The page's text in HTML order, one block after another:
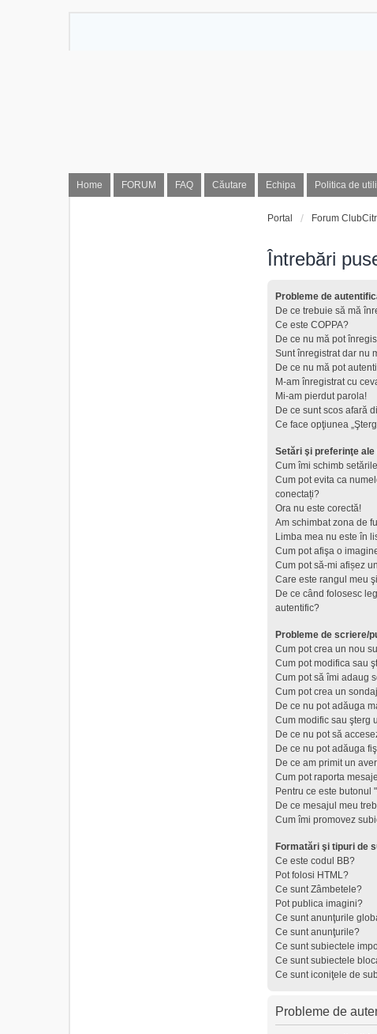
Home FORUM FAQ Căutare Echipa Politica de
Portal Forum
Întrebări
Probleme de
De ce trebuie să mă
Ce este COPPA?
De ce nu mă pot
Sunt înregistrat dar nu
De ce nu mă pot
M-am înregistrat cu
Mi-am pierdut parola!
De ce sunt scos afară
Ce face opţiunea
Setări şi preferinţe
Cum îmi schimb
Cum pot evita ca
conectați?
Ora nu este corectă!
Am schimbat zona de
Limba mea nu este în
Cum pot afişa o
Cum pot să-mi afișez
Care este rangul meu
De ce când folosesc
autentific?
Probleme de scriere/
Cum pot crea un nou
Cum pot modifica sau
Cum pot să îmi adaug
Cum pot crea un
De ce nu pot adăuga
Cum modific sau şterg
De ce nu pot să
De ce nu pot adăuga
De ce am primit un
Cum pot raporta
Pentru ce este butonul
De ce mesajul meu
Cum îmi promovez
Formatări şi tipuri de
Ce este codul BB?
Pot folosi HTML?
Ce sunt Zâmbetele?
Pot publica imagini?
Ce sunt anunţurile
Ce sunt anunţurile?
Ce sunt subiectele
Ce sunt subiectele
Ce sunt iconiţele de
Probleme de